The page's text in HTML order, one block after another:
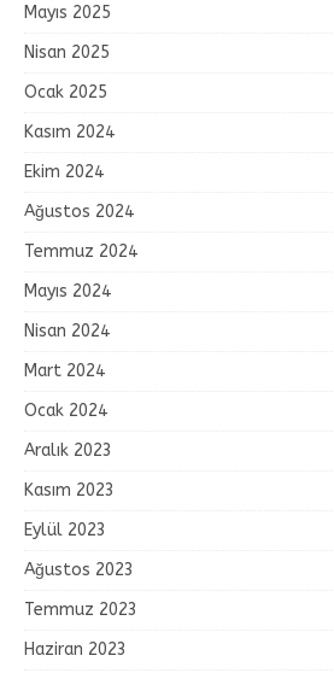
Mayıs 2025
Nisan 2025
Ocak 2025
Kasım 2024
Ekim 2024
Ağustos 2024
Temmuz 2024
Mayıs 2024
Nisan 2024
Mart 2024
Ocak 2024
Aralık 2023
Kasım 2023
Eylül 2023
Ağustos 2023
Temmuz 2023
Haziran 2023